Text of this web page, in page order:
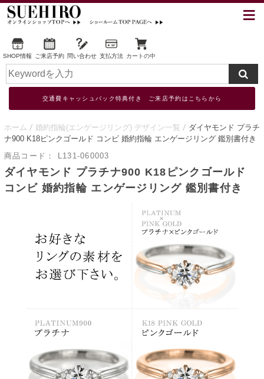
SHOP情報 ご来店予約 問い合わせ 支払方法 カートの中
交通費キャッシュバック特典付き ご来店予約はこちらから
ホーム 婚約指輪(エンゲージリング) デザイン一覧
ダイヤモンド プラチ
ナ900 K18ピンクゴールド コンビ 婚約指輪 エンゲージリング 鑑別書付き
商品コード：
L131-060003
ダイヤモンド プラチナ900 K18ピンクゴールド
コンビ 婚約指輪 エンゲージリング 鑑別書付き